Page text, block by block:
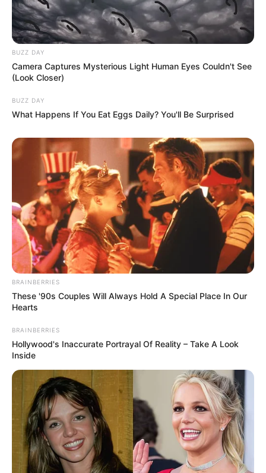
BUZZ DAY
Camera Captures Mysterious Light Human Eyes Couldn't See
(Look Closer)
BUZZ DAY
What Happens If You Eat Eggs Daily? You'll Be Surprised
BRAINBERRIES
These '90s Couples Will Always Hold A Special Place In Our
Hearts
BRAINBERRIES
Hollywood's Inaccurate Portrayal Of Reality – Take A Look
Inside